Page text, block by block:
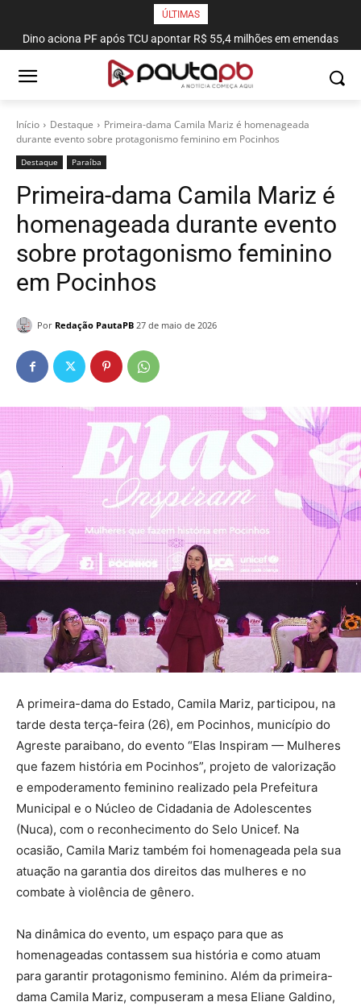
ÚLTIMAS
Dino aciona PF após TCU apontar R$ 55,4 milhões em emendas
suspeitas
Início Destaque
Primeira-dama Camila Mariz é homenageada
durante evento sobre protagonismo feminino em Pocinhos
Destaque Paraí­ba
Primeira-dama Camila Mariz é
homenageada durante evento
sobre protagonismo feminino
em Pocinhos
Por Redação PautaPB 27 de maio de 2026
A primeira-dama do Estado, Camila Mariz, participou, na
tarde desta terça-feira (26), em Pocinhos, município do
Agreste paraibano, do evento “Elas Inspiram — Mulheres
que fazem história em Pocinhos”, projeto de valorização
e empoderamento feminino realizado pela Prefeitura
Municipal e o Núcleo de Cidadania de Adolescentes
(Nuca), com o reconhecimento do Selo Unicef. Na
ocasião, Camila Mariz também foi homenageada pela sua
atuação na garantia dos direitos das mulheres e no
combate à violência de gênero.
Na dinâmica do evento, um espaço para que as
homenageadas contassem sua história e como atuam
para garantir protagonismo feminino. Além da primeira-
dama Camila Mariz, compuseram a mesa Eliane Galdino,